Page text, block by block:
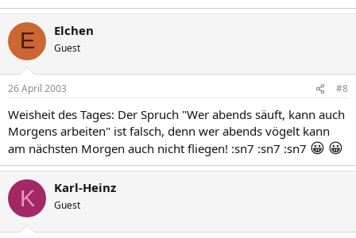
E Elchen
Guest
26 April 2003 #8
Weisheit des Tages: Der Spruch "Wer abends säuft, kann auch
Morgens arbeiten" ist falsch, denn wer abends vögelt kann
am nächsten Morgen auch nicht fliegen! :sn7 :sn7 :sn7 😀 😀
K Karl-Heinz
Guest